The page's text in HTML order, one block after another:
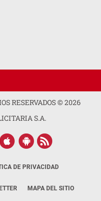
RESERVADOS ©2026
S.A.
DE PRIVACIDAD
MAPA DEL SITIO